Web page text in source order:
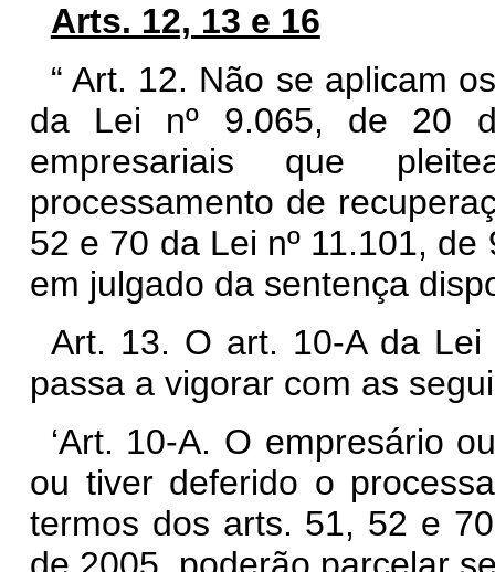
Arts. 12, 13 e 16
“Art. 12. Não se aplicam
da Lei nº 9.065, de 20
empresariais que
processamento de
52 e 70 da Lei nº 11.101,
em julgado da sentença
Art. 13. O art. 10-A da
passa a vigorar com as
‘Art. 10-A. O empresário
ou tiver deferido o
termos dos arts. 51, 52 e